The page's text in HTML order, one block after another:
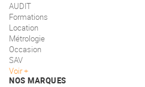
AUDIT
Formations
Location
Métrologie
Occasion
SAV
Voir
NOS MARQUES